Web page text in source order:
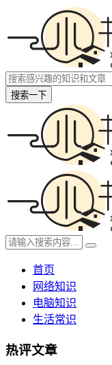
搜索一下
首页
网络知识
电脑知识
生活常识
热评文章